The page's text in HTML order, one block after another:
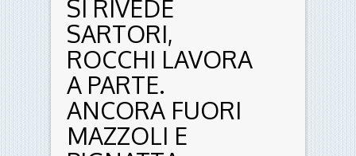
SI RIVEDE
SARTORI,
ROCCHI LAVORA
A PARTE.
ANCORA FUORI
MAZZOLI E